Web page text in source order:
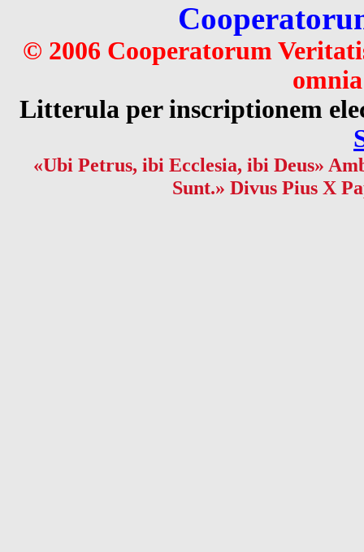
© 2006 Cooperatorum
Litterula per inscriptionem
«Ubi Petrus, ibi Ecclesia, ibi Deus»
Sunt.» Divus Pius X